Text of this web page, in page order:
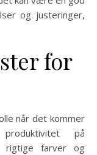
og justeringer,
for
når det kommer
på
rigtige farver og